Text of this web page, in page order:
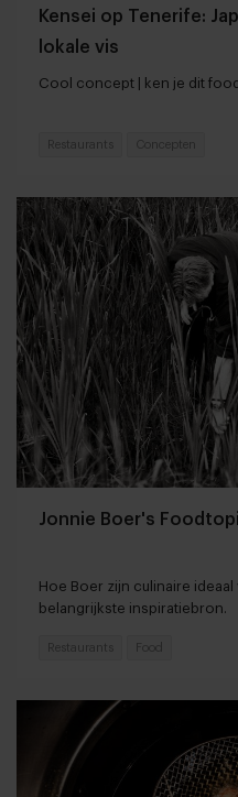
Kensei op Tenerife:
lokale vis
Cool concept | ken je dit
Restaurants Concepten
Jonnie Boer's
Hoe Boer zijn culinaire
belangrijkste inspiratiebron.
Restaurants Food